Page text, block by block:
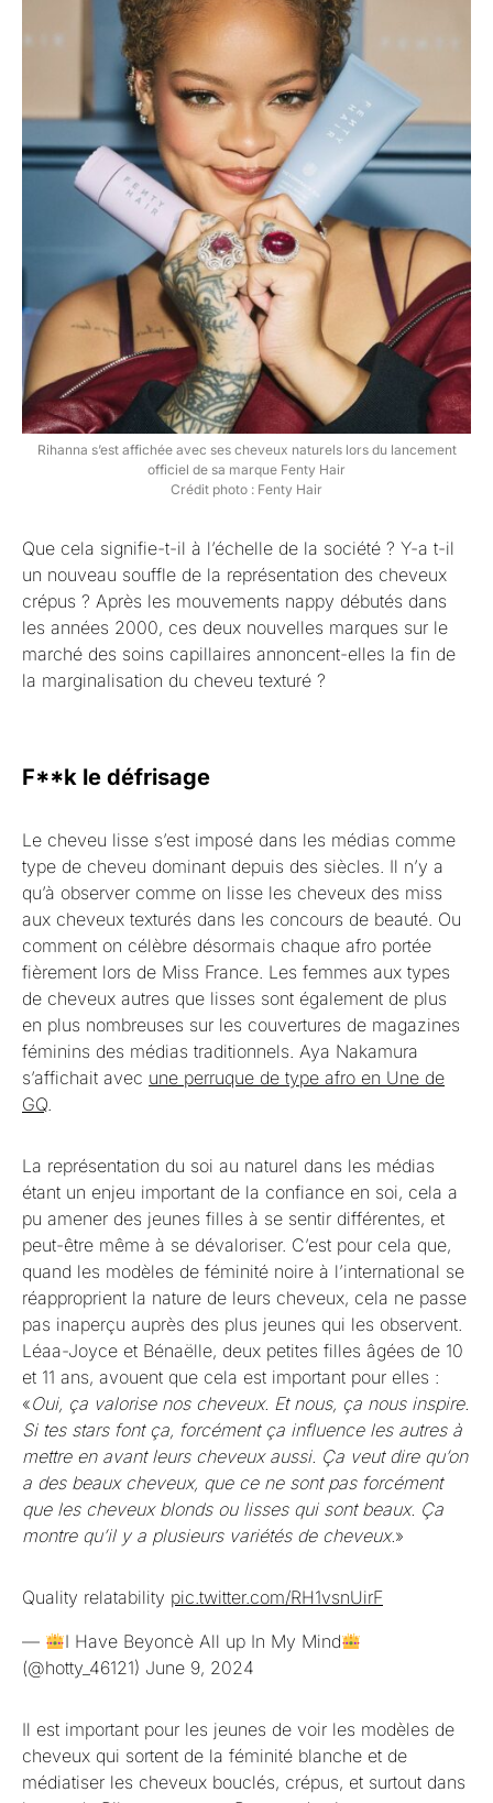
Rihanna s’est affichée avec ses cheveux naturels lors du lancement
officiel de sa marque Fenty Hair
Crédit photo : Fenty Hair
Que cela signifie-t-il à l’échelle de la société ? Y-a t-il
un nouveau souffle de la représentation des cheveux
crépus ? Après les mouvements nappy débutés dans
les années 2000, ces deux nouvelles marques sur le
marché des soins capillaires annoncent-elles la fin de
la marginalisation du cheveu texturé ?
F**k le défrisage
Le cheveu lisse s’est imposé dans les médias comme
type de cheveu dominant depuis des siècles. Il n’y a
qu’à observer comme on lisse les cheveux des miss
aux cheveux texturés dans les concours de beauté. Ou
comment on célèbre désormais chaque afro portée
fièrement lors de Miss France. Les femmes aux types
de cheveux autres que lisses sont également de plus
en plus nombreuses sur les couvertures de magazines
féminins des médias traditionnels. Aya Nakamura
s’affichait avec une perruque de type afro en Une de
GQ
La représentation du soi au naturel dans les médias
étant un enjeu important de la confiance en soi, cela a
pu amener des jeunes filles à se sentir différentes, et
peut-être même à se dévaloriser. C’est pour cela que,
quand les modèles de féminité noire à l’international se
réapproprient la nature de leurs cheveux, cela ne passe
pas inaperçu auprès des plus jeunes qui les observent.
Léaa-Joyce et Bénaëlle, deux petites filles âgées de 10
et 11 ans, avouent que cela est important pour elles :
«Oui, ça valorise nos cheveux. Et nous, ça nous inspire.
Si tes stars font ça, forcément ça influence les autres à
mettre en avant leurs cheveux aussi. Ça veut dire qu’on
a des beaux cheveux, que ce ne sont pas forcément
que les cheveux blonds ou lisses qui sont beaux. Ça
montre qu’il y a plusieurs variétés de cheveux.»
Quality relatability pic.twitter.com/RH1vsnUirF
—
I Have Beyoncè All up In My Mind
(@hotty_46121) June 9, 2024
Il est important pour les jeunes de voir les modèles de
cheveux qui sortent de la féminité blanche et de
médiatiser les cheveux bouclés, crépus, et surtout dans